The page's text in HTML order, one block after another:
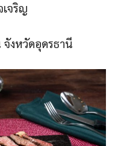
เจริญ
จังหวัดอุดรธานี